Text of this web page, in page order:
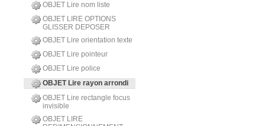
OBJET Lire nom liste
OBJET LIRE OPTIONS
GLISSER DEPOSER
OBJET Lire orientation texte
OBJET Lire pointeur
OBJET Lire police
OBJET Lire rayon arrondi
OBJET Lire rectangle focus
invisible
OBJET LIRE